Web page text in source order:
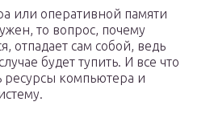
или оперативной памяти
то вопрос, почему
отпадает сам собой, ведь
будет тупить. И все что
ресурсы компьютера и